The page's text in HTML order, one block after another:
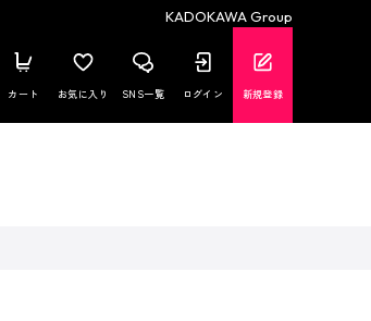
KADOKAWA Group
カート お気に入り SNS一覧 ログイン 新規登録